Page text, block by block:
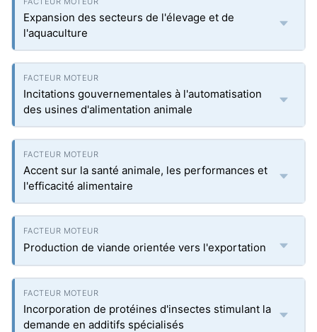
Expansion des secteurs de l'élevage et de
l'aquaculture
Incitations gouvernementales à l'automatisation
des usines d'alimentation animale
Accent sur la santé animale, les performances et
l'efficacité alimentaire
Production de viande orientée vers l'exportation
Incorporation de protéines d'insectes stimulant la
demande en additifs spécialisés